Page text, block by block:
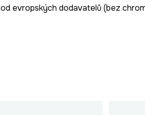
od evropských dodavatelů (bez